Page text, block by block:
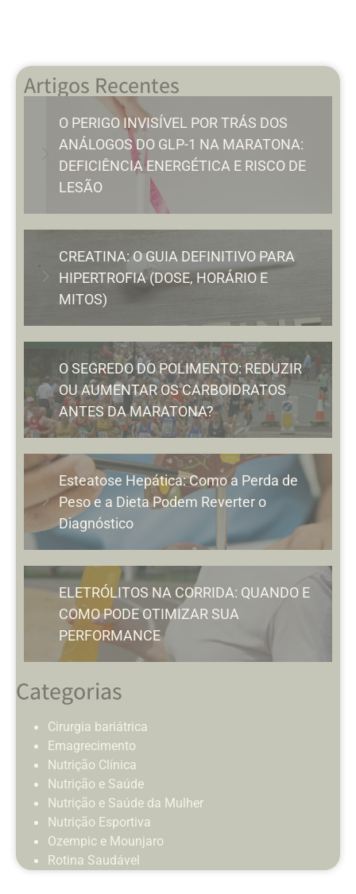
Artigos Recentes
O PERIGO INVISÍVEL POR TRÁS DOS
ANÁLOGOS DO GLP-1 NA MARATONA:
DEFICIÊNCIA ENERGÉTICA E RISCO DE
LESÃO
CREATINA: O GUIA DEFINITIVO PARA
HIPERTROFIA (DOSE, HORÁRIO E
MITOS)
O SEGREDO DO POLIMENTO: REDUZIR
OU AUMENTAR OS CARBOIDRATOS
ANTES DA MARATONA?
Esteatose Hepática: Como a Perda de
Peso e a Dieta Podem Reverter o
Diagnóstico
ELETRÓLITOS NA CORRIDA: QUANDO E
COMO PODE OTIMIZAR SUA
PERFORMANCE
Categorias
Cirurgia bariátrica
Emagrecimento
Nutrição Clínica
Nutrição e Saúde
Nutrição e Saúde da Mulher
Nutrição Esportiva
Ozempic e Mounjaro
Rotina Saudável